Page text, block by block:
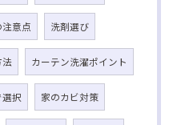
意点 洗剤選び
法 カーテン洗濯ポイント
択 家のカビ対策